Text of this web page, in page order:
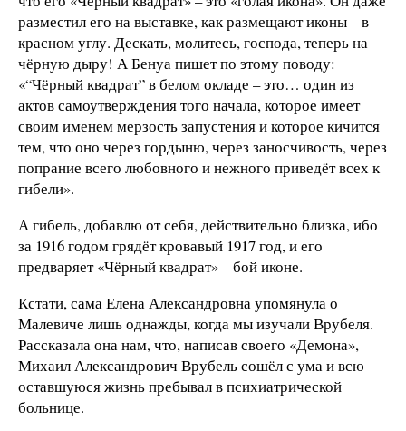
разместил его на выставке, как размещают иконы – в
красном углу. Дескать, молитесь, господа, теперь на
чёрную дыру! А Бенуа пишет по этому поводу:
«“Чёрный квадрат” в белом окладе – это… один из
актов самоутверждения того начала, которое имеет
своим именем мерзость запустения и которое кичится
тем, что оно через гордыню, через заносчивость, через
попрание всего любовного и нежного приведёт всех к
гибели».
А гибель, добавлю от себя, действительно близка, ибо
за 1916 годом грядёт кровавый 1917 год, и его
предваряет «Чёрный квадрат» – бой иконе.
Кстати, сама Елена Александровна упомянула о
Малевиче лишь однажды, когда мы изучали Врубеля.
Рассказала она нам, что, написав своего «Демона»,
Михаил Александрович Врубель сошёл с ума и всю
оставшуюся жизнь пребывал в психиатрической
больнице.